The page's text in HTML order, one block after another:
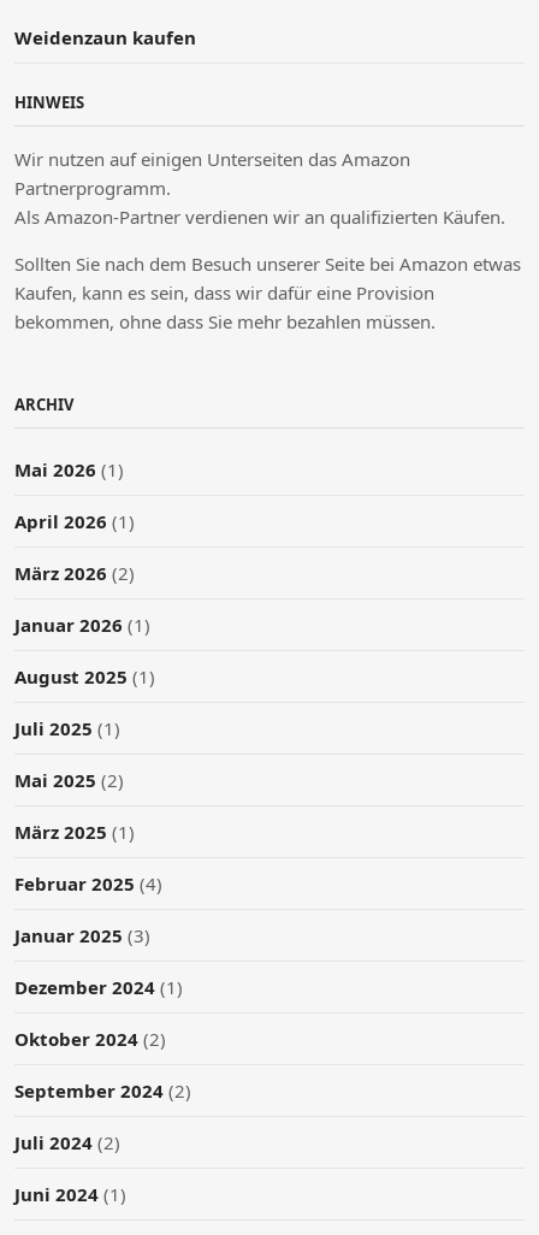
Weidenzaun kaufen
HINWEIS
Wir nutzen auf einigen Unterseiten das Amazon
Partnerprogramm.
Als Amazon-Partner verdienen wir an qualifizierten Käufen.
Sollten Sie nach dem Besuch unserer Seite bei Amazon etwas
Kaufen, kann es sein, dass wir dafür eine Provision
bekommen, ohne dass Sie mehr bezahlen müssen.
ARCHIV
Mai 2026 (1)
April 2026 (1)
März 2026 (2)
Januar 2026 (1)
August 2025 (1)
Juli 2025 (1)
Mai 2025 (2)
März 2025 (1)
Februar 2025 (4)
Januar 2025 (3)
Dezember 2024 (1)
Oktober 2024 (2)
September 2024 (2)
Juli 2024 (2)
Juni 2024 (1)